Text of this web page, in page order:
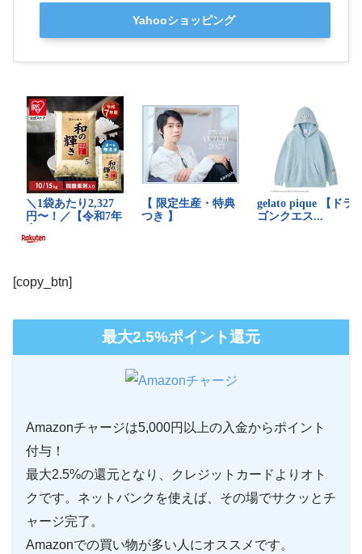
Yahooショッピング
[copy_btn]
最大2.5%ポイント還元
Amazonチャージは5,000円以上の入金からポイント
付与！
最大2.5%の還元となり、クレジットカードよりオト
クです。ネットバンクを使えば、その場でサクッとチ
ャージ完了。
Amazonでの買い物が多い人にオススメです。